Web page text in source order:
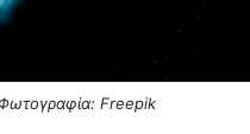
Φωτογραφία: Freepik